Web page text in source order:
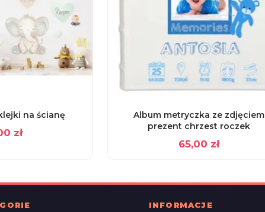
na ścianę
zł
Album metryczka ze zdjęciem
prezent chrzest roczek
65,00 zł
INFORMACJE